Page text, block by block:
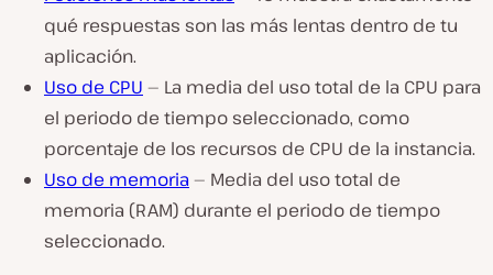
qué respuestas son las más lentas dentro de tu
aplicación.
Uso de CPU — La media del uso total de la CPU para
el periodo de tiempo seleccionado, como
porcentaje de los recursos de CPU de la instancia.
Uso de memoria— Media del uso total de
memoria (RAM) durante el periodo de tiempo
seleccionado.